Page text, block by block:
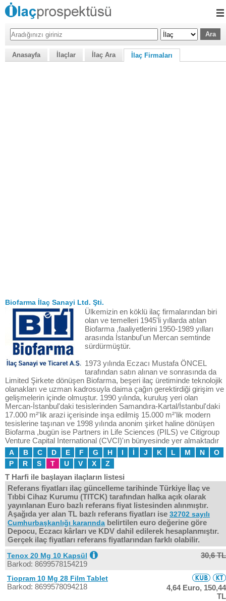
Anasayfa İlaçlar İlaç Ara İlaç Firmaları
Biofarma İlaç Sanayi Ltd. Şti.
Ülkemizin en köklü ilaç firmalarından biri
olan ve temelleri 1945'li yıllarda atılan
Biofarma ,faaliyetlerini 1950-1989 yılları
arasında İstanbul'un Mercan semtinde
sürdürmüştür.
1973 yılında Eczacı Mustafa ÖNCEL
tarafından satın alınan ve sonrasında da
Limited Şirkete dönüşen Biofarma, beşeri ilaç üretiminde teknolojik
olanakları ve uzman kadrosuyla daima çağın gerektirdiği girişim ve
gelişmelerin içinde olmuştur. 1990 yılında, kuruluş yeri olan
Mercan-İstanbul'daki tesislerinden Samandıra-Kartal/İstanbul'daki
17.000 m²'lik arazi içerisinde inşa edilmiş 15.000 m²'lik modern
tesislerine taşınan ve 1998 yılında anonim şirket haline dönüşen
Biofarma ,bugün ise Partners in Life Sciences (PILS) ve Citigroup
Venture Capital International (CVCI)'ın bünyesinde yer almaktadır
A B C D E F G H I İ J K L M N
O
P
R S T U V X Z
T Harfi ile başlayan ilaçların listesi
Referans fiyatları ilaç güncelleme tarihinde Türkiye İlaç ve
Tıbbi Cihaz Kurumu (TITCK) tarafından halka açık olarak
yayınlanan Euro bazlı referans fiyat listesinden alınmıştır.
Aşağıda yer alan TL bazlı referans fiyatları ise 32702 sayılı
Cumhurbaşkanlığı kararında belirtilen euro değerine göre
Depocu, Eczacı kârları ve KDV dahil edilerek hesaplanmıştır.
Gerçek ilaç fiyatları referans fiyatlarından farklı olabilir.
Tenox 20 Mg 10 Kapsül
Barkod: 8699578154219
30,6 TL
Tiopram 10 Mg 28 Film Tablet
Barkod: 8699578094218 4,64 Euro, 150,44
TL